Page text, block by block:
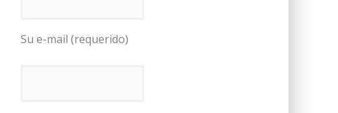
Su e-mail (requerido)